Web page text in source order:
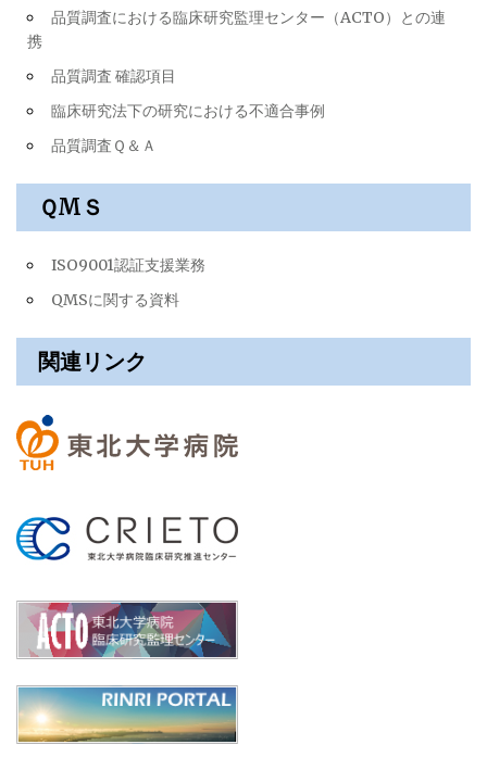
品質調査における臨床研究監理センター（ACTO）との連
携
品質調査 確認項目
臨床研究法下の研究における不適合事例
品質調査Ｑ＆Ａ
ＱМＳ
ISO9001認証支援業務
QMSに関する資料
関連リンク